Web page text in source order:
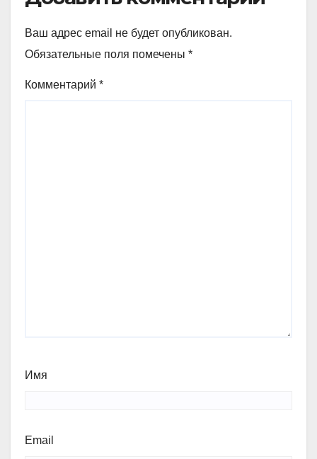
Ваш адрес email не будет опубликован.
Обязательные поля помечены *
Комментарий *
Имя
Email